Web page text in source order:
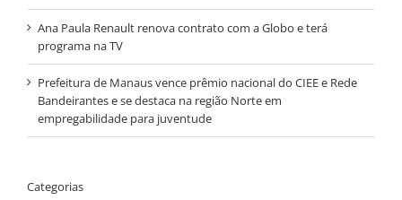
Ana Paula Renault renova contrato com a Globo e terá
programa na TV
Prefeitura de Manaus vence prêmio nacional do CIEE e Rede
Bandeirantes e se destaca na região Norte em
empregabilidade para juventude
Categorias